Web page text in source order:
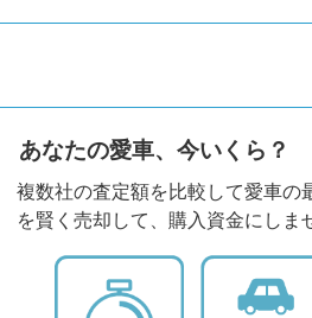
あなたの愛車、今いくら？
複数社の査定額を比較して愛車の
を賢く売却して、購入資金にしま